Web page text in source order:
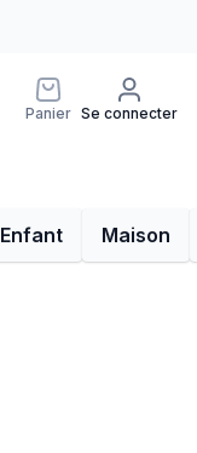
Panier Se connecter
Enfant Maison